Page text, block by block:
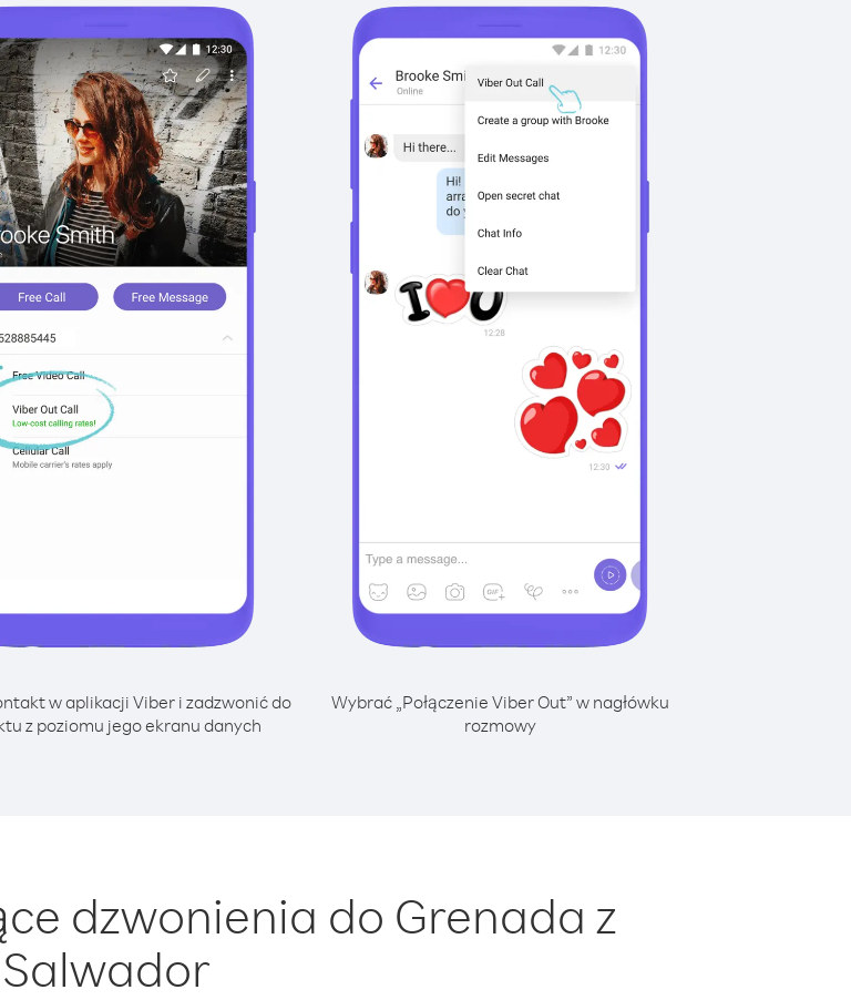
w aplikacji Viber i zadzwonić do
z poziomu jego ekranu danych
Wybrać „Połączenie Viber Out” w nagłówku
rozmowy
dzwonienia do Grenada z
Salwador